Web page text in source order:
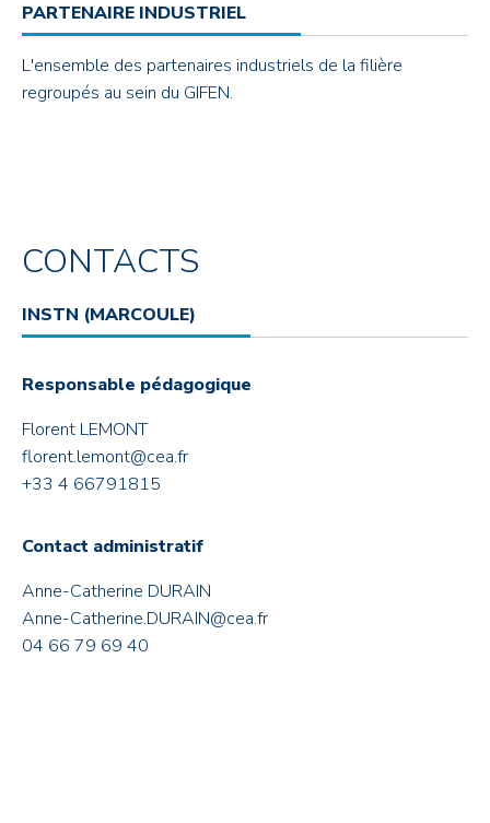
PARTENAIRE INDUSTRIEL
L'ensemble des partenaires industriels de la filière
regroupés au sein du GIFEN.
CONTACTS
INSTN (MARCOULE)
Responsable pédagogique
Florent LEMONT
florent.lemont@cea.fr
+33 4 66791815
Contact administratif
Anne-Catherine DURAIN
Anne-Catherine.DURAIN@cea.fr
04 66 79 69 40